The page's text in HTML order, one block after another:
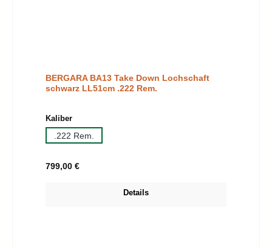
BERGARA BA13 Take Down Lochschaft
schwarz LL51cm .222 Rem.
Kaliberauswählen
.222 Rem.
Regulärer Preis:
799,00 €
Details